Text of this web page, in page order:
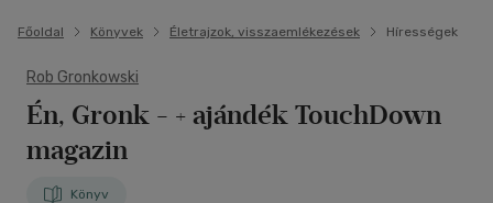
Főoldal Könyvek Életrajzok, visszaemlékezések Hírességek
Rob Gronkowski
Én, Gronk - + ajándék TouchDown
magazin
Könyv